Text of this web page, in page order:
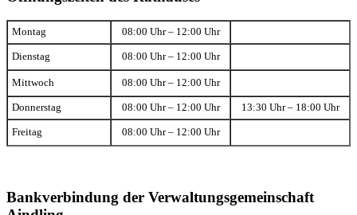
Montag 08:00 Uhr – 12:00 Uhr
Dienstag 08:00 Uhr – 12:00 Uhr
Mittwoch 08:00 Uhr – 12:00 Uhr
Donnerstag 08:00 Uhr – 12:00 Uhr 13:30 Uhr – 18:00 Uhr
Freitag 08:00 Uhr – 12:00 Uhr
Bankverbindung der Verwaltungsgemeinschaft